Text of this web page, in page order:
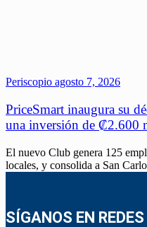
Periscopio agosto 7, 2026
PriceSmart inaugura su
una inversión de ₡2.600
El nuevo Club genera 125
locales, y consolida a San
SÍGANOS EN